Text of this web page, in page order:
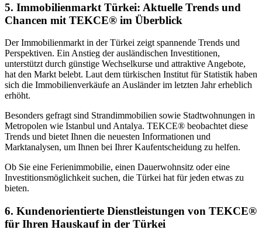
5. Immobilienmarkt Türkei: Aktuelle Trends und
Chancen mit TEKCE® im Überblick
Der Immobilienmarkt in der Türkei zeigt spannende Trends und
Perspektiven. Ein Anstieg der ausländischen Investitionen,
unterstützt durch günstige Wechselkurse und attraktive Angebote,
hat den Markt belebt. Laut dem türkischen Institut für Statistik haben
sich die Immobilienverkäufe an Ausländer im letzten Jahr erheblich
erhöht.
Besonders gefragt sind Strandimmobilien sowie Stadtwohnungen in
Metropolen wie Istanbul und Antalya. TEKCE® beobachtet diese
Trends und bietet Ihnen die neuesten Informationen und
Marktanalysen, um Ihnen bei Ihrer Kaufentscheidung zu helfen.
Ob Sie eine Ferienimmobilie, einen Dauerwohnsitz oder eine
Investitionsmöglichkeit suchen, die Türkei hat für jeden etwas zu
bieten.
6. Kundenorientierte Dienstleistungen von TEKCE®
für Ihren Hauskauf in der Türkei